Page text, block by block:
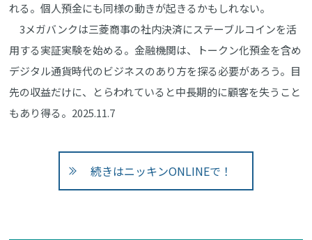
れる。個人預金にも同様の動きが起きるかもしれない。
3メガバンクは三菱商事の社内決済にステーブルコインを活
用する実証実験を始める。金融機関は、トークン化預金を含め
デジタル通貨時代のビジネスのあり方を探る必要があろう。目
先の収益だけに、とらわれていると中長期的に顧客を失うこと
もあり得る。2025.11.7
続きはニッキンONLINEで！